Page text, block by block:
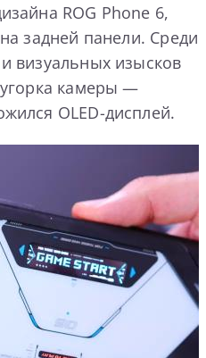
ROG Phone 6,
задней панели. Среди
визуальных изысков
камеры —
OLED-дисплей.